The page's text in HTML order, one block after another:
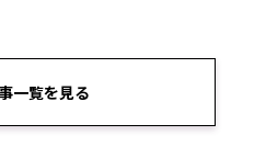
一覧を見る